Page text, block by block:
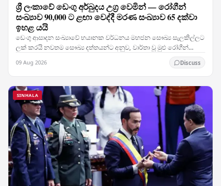
ශ්‍රී ලංකාවේ ඩෙංගු අර්බුදය උග්‍ර වෙමින් — රෝගීන්
සංඛ්‍යාව 90,000 ට ළඟා වෙද්දී මරණ සංඛ්‍යාව 65 දක්වා
ඉහළ යයි
ඩෙංගු ආසාදන සංඛ්‍යාවේ භයානක වර්ධනය මහජන සෞඛ්‍ය සැලකිල්ලට
ලක් කරයි නවතම සෞඛ්‍ය දත්තයන්ට අනුව, වාර්තා වූ මුළු රෝගීන්
09 Aug 2026 Discuss
SINHALA